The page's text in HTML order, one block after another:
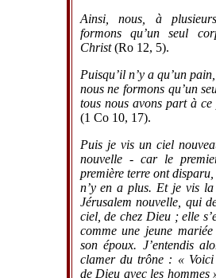
Ainsi, nous, à
formons qu’un seul
Christ(Ro 12, 5).
Puisqu’il n’y a qu’un
nous ne formons qu’un
tous nous avons part à
(1 Co 10, 17).
Puis je vis un ciel
nouvelle - car le
première terre ont
n’y en a plus. Et je vis la
Jérusalem nouvelle, qui
ciel, de chez Dieu ; elle
comme une jeune
son époux. J’entendis
clamer du trône : « Voici
de Dieu avec les hommes